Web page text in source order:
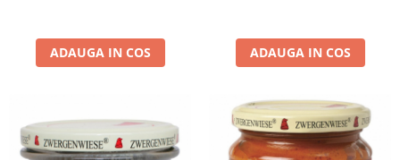
ADAUGA IN COS ADAUGA IN COS